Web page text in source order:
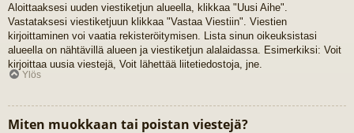
Aloittaaksesi uuden viestiketjun alueella, klikkaa "Uusi Aihe".
Vastataksesi viestiketjuun klikkaa "Vastaa Viestiin". Viestien
kirjoittaminen voi vaatia rekisteröitymisen. Lista sinun oikeuksistasi
alueella on nähtävillä alueen ja viestiketjun alalaidassa. Esimerkiksi: Voit
kirjoittaa uusia viestejä, Voit lähettää liitetiedostoja, jne.
Ylös
Miten muokkaan tai poistan viestejä?